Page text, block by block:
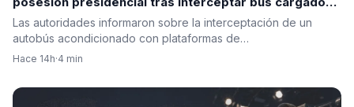
con explosivos en el Cauca
Las autoridades informaron sobre la interceptación de un
autobús acondicionado con plataformas de…
Hace 14h·4 min